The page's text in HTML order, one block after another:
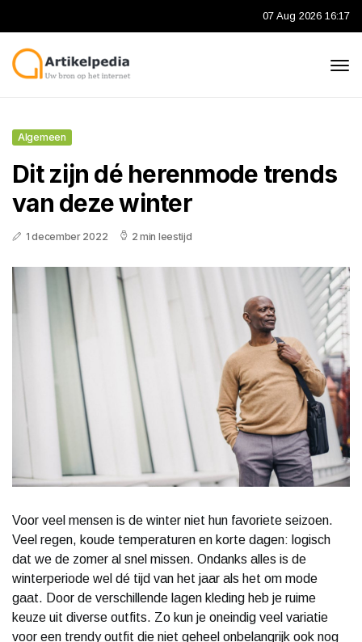
07 Aug 2026 16:17
Algemeen
Dit zijn dé herenmode trends
van deze winter
1 december 2022 2 min leestijd
Voor veel mensen is de winter niet hun favoriete seizoen.
Veel regen, koude temperaturen en korte dagen: logisch
dat we de zomer al snel missen. Ondanks alles is de
winterperiode wel dé tijd van het jaar als het om mode
gaat. Door de verschillende lagen kleding heb je ruime
keuze uit diverse outfits. Zo kun je oneindig veel variatie
voor een trendy outfit die niet geheel onbelangrijk ook nog